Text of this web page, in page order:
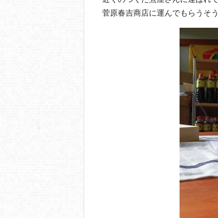
菅原春吉商店に運んでもらうそ